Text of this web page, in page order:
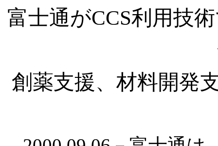
富士通がCCS利用技
創薬支援、材料開発